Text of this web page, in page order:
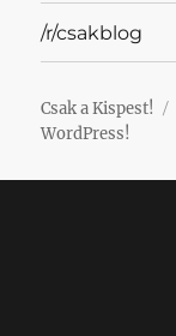
/r/csakblog
Csak a Kispest!
WordPress!